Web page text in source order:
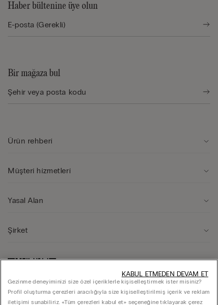
Haber bültenine üye olun
Bir mağaza bul
Ürün rehberi̇
Müşteri̇ hi̇zmetleri̇
Yasal Alan
Şi̇rket
Gezinme deneyiminizi size özel içeriklerle kişiselleştirmek ister misiniz?
Profil oluşturma çerezleri aracılığıyla size kişiselleştirilmiş içerik ve reklam
iletişimi sunabiliriz. «Tüm çerezleri kabul et» seçeneğine tıklayarak çerez
KABUL ETMEDEN DEVAM ET